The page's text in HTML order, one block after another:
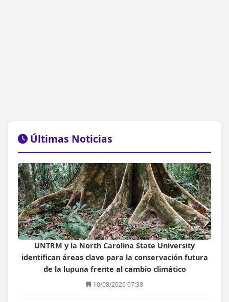
Últimas Noticias
UNTRM y la North Carolina State University
identifican áreas clave para la conservación futura
de la lupuna frente al cambio climático
10/08/2026 07:38